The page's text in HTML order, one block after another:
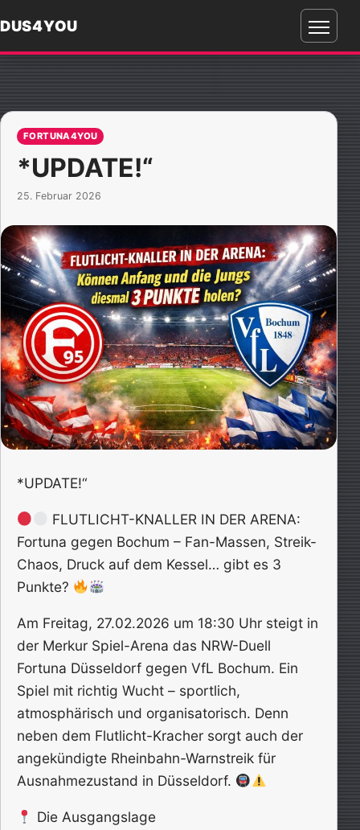
DUS4YOU
Menü
FORTUNA4YOU
*UPDATE!“
25. Februar 2026
*UPDATE!“
FLUTLICHT-KNALLER IN DER ARENA:
Fortuna gegen Bochum – Fan-Massen, Streik-
Chaos, Druck auf dem Kessel… gibt es 3
Punkte?
Am Freitag, 27.02.2026 um 18:30 Uhr steigt in
der Merkur Spiel-Arena das NRW-Duell
Fortuna Düsseldorf gegen VfL Bochum. Ein
Spiel mit richtig Wucht – sportlich,
atmosphärisch und organisatorisch. Denn
neben dem Flutlicht-Kracher sorgt auch der
angekündigte Rheinbahn-Warnstreik für
Ausnahmezustand in Düsseldorf.
Die Ausgangslage